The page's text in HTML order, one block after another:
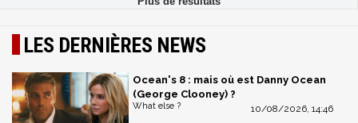
LES DERNIÈRES NEWS
Ocean's 8 : mais où est Danny Ocean
(George Clooney) ?
10/08/2026, 14:46
What else ?